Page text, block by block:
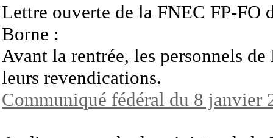
Lettre ouverte de la FNEC FP-
Borne :
Avant la rentrée, les personnels
leurs revendications.
Communiqué fédéral du 8 janvier